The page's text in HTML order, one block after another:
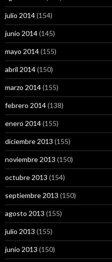
julio 2014(154)
junio 2014(145)
mayo 2014(155)
abril 2014(150)
marzo 2014(155)
febrero 2014(138)
enero 2014(155)
diciembre 2013 (155)
noviembre 2013 (150)
octubre 2013 (154)
septiembre 2013 (150)
agosto 2013 (155)
julio 2013 (155)
junio 2013 (150)